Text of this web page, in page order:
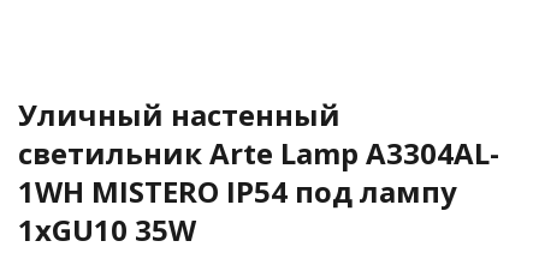
Уличный настенный
светильник Arte Lamp A3304AL-
1WH MISTERO IP54 под лампу
1xGU10 35W